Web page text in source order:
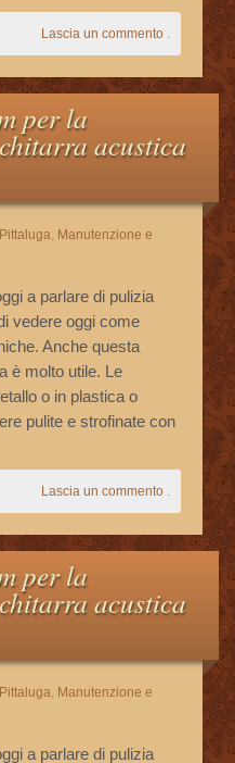
Lascia un commento .
per la
acustica
, Manutenzione e
a parlare di pulizia
vedere oggi come
Anche questa
è molto utile. Le
o in plastica o
pulite e strofinate con
Lascia un commento .
per la
acustica
, Manutenzione e
a parlare di pulizia